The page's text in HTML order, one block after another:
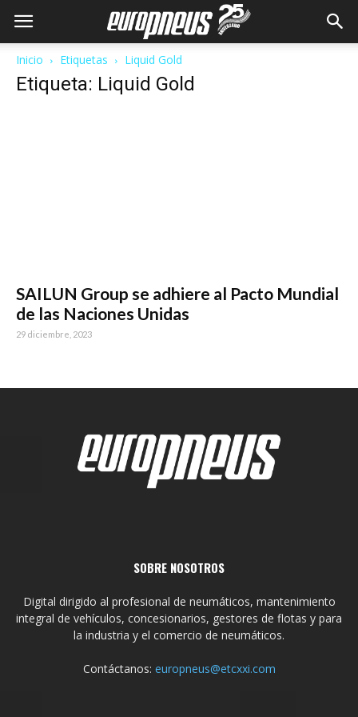
Inicio Etiquetas Liquid Gold
Etiqueta: Liquid Gold
SAILUN Group se adhiere al Pacto Mundial
de las Naciones Unidas
29 diciembre, 2023
SOBRE NOSOTROS
Digital dirigido al profesional de neumáticos, mantenimiento
integral de vehículos, concesionarios, gestores de flotas y para
la industria y el comercio de neumáticos.
Contáctanos: europneus@etcxxi.com